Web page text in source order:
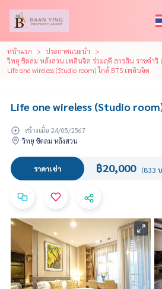
หน้าแรก
ประกาศแนะนำ
วิทยุ ชิดลม หลังสวน เพลินจิต ร่วมฤดี สารสิน ราชดำริ
Life one wireless (Studio room) ใกล้ BTS เพลินจิต
Life one wireless (Studio
สร้างเมื่อ 24/05/2567
วิทยุ ชิดลม หลังสวน
ราคาเช่า ฿20,000 (833